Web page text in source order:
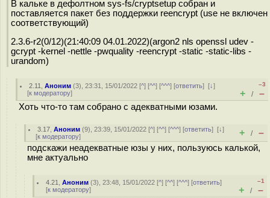
В кальке в дефолтном sys-fs/cryptsetup собран и
поставляется пакет без поддержки reencrypt (use не включен
соответствующий)
2.3.6-r2(0/12)(21:40:09 04.01.2022)(argon2 nls openssl udev -
gcrypt -kernel -nettle -pwquality -reencrypt -static -static-libs -
urandom)
2.11 ,Аноним (3), 23:31, 15/01/2022 [^] [^^] [^^^] [ответить][↓]
[к модератору]
–3
+ / –
Хоть что-то там собрано с адекватными юзами.
3.17 ,Аноним (9), 23:39, 15/01/2022 [^] [^^] [^^^] [ответить][↓]
[к модератору] + / –
подскажи неадекватные юзы у них, пользуюсь калькой,
мне актуально
4.21 ,Аноним (3), 23:48, 15/01/2022 [^] [^^] [^^^] [ответить]
[к модератору]
–1
+ / –